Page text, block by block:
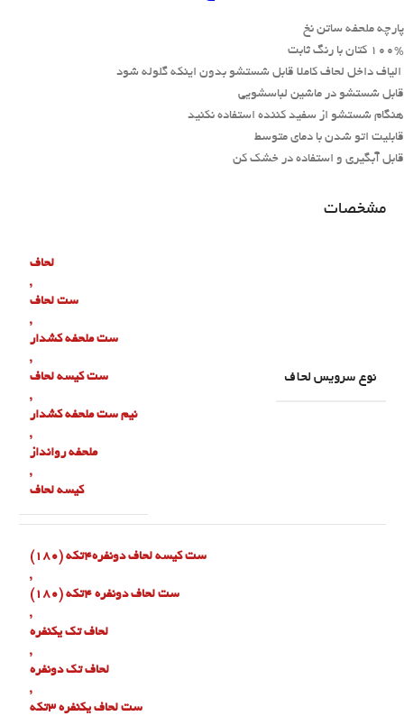
پارچه ملحفه ساتن نخ
100% کتان با رنگ ثابت
الیاف داخل لحاف کاملا قابل شستشو بدون اینکه گلوله شود
قابل شستشو در ماشین لباسشویی
هنگام شستشو از سفید کننده استفاده نکنید
قابلیت اتو شدن با دمای متوسط
قابل آبگیری و استفاده در خشک کن
مشخصات
نوع سرویس لحاف
لحاف
,
ست لحاف
,
ست ملحفه کشدار
,
ست کیسه لحاف
,
نیم ست ملحفه کشدار
,
ملحفه روانداز
,
کیسه لحاف
ست کیسه لحاف دونفره۴تکه (180)
,
ست لحاف دونفره ۴تکه (180)
,
لحاف تک یکنفره
,
لحاف تک دونفره
,
ست لحاف یکنفره ۳تکه